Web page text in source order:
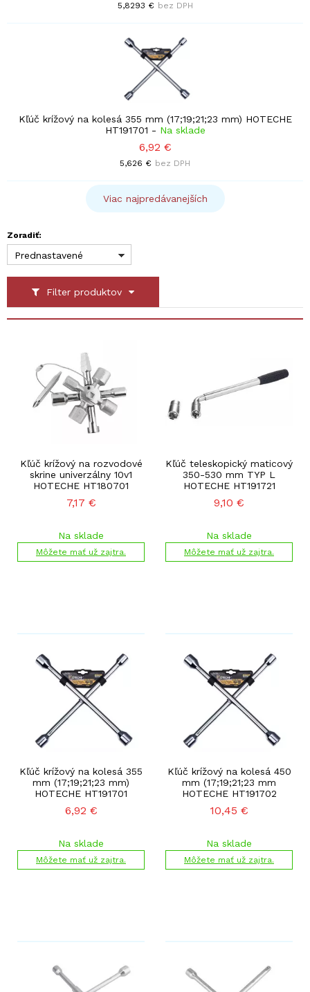
5,8293 € bez DPH
Kľúč krížový na kolesá 355 mm (17;19;21;23 mm) HOTECHE
HT191701 - Na sklade
6,92 €
5,626 € bez DPH
Viac najpredávanejších
Filter produktov
Zoradiť:
Prednastavené
Kľúč krížový na rozvodové
skrine univerzálny 10v1
HOTECHE HT180701
7,17 €
Na sklade
Môžete mať už zajtra.
Kľúč teleskopický maticový
350-530 mm TYP L
HOTECHE HT191721
9,10 €
Na sklade
Môžete mať už zajtra.
Kľúč krížový na kolesá 355
mm (17;19;21;23 mm)
HOTECHE HT191701
6,92 €
Na sklade
Môžete mať už zajtra.
Kľúč krížový na kolesá 450
mm (17;19;21;23 mm
HOTECHE HT191702
10,45 €
Na sklade
Môžete mať už zajtra.